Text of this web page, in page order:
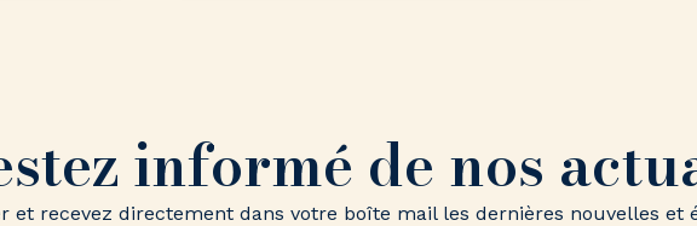
informé de nos
et recevez directement dans votre boîte mail les dernières nouvelles